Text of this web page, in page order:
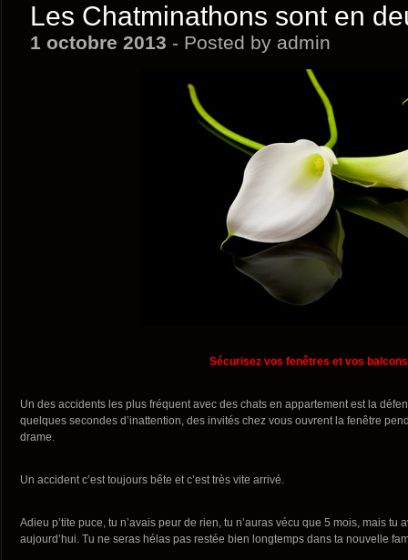
Les Chatminathons sont en
1 octobre 2013 - Posted by admin
Sécurisez vos fenêtres et vos
Un des accidents les plus fréquent avec des chats en appartement est la
quelques secondes d’inattention, des invités chez vous ouvrent la fenêtre
drame.
Un accident c’est toujours bête et c’est très vite arrivé.
Adieu p’tite puce, tu n’avais peur de rien, tu n’auras vécu que 5 mois, mais
aujourd’hui. Tu ne seras hélas pas restée bien longtemps dans ta nouvelle